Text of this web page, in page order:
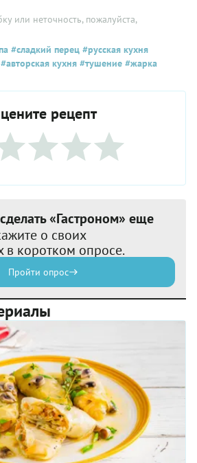
или неточность, пожалуйста,
#сладкий перец #русская кухня
#авторская кухня #тушение #жарка
рецепт
«Гастроном» еще
о своих
в коротком опросе.
Пройти опрос